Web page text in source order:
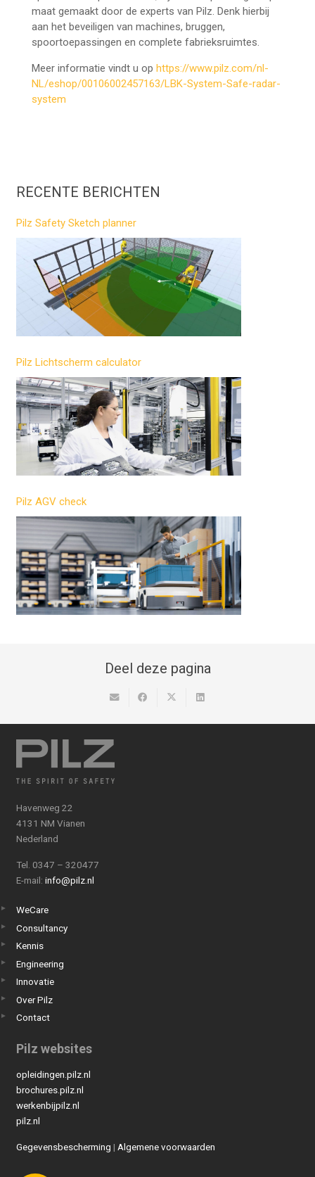
maat gemaakt door de experts van Pilz. Denk hierbij
aan het beveiligen van machines, bruggen,
spoortoepassingen en complete fabrieksruimtes.
Meer informatie vindt u op https://www.pilz.com/nl-
NL/eshop/00106002457163/LBK-System-Safe-radar-
system
RECENTE BERICHTEN
Pilz Safety Sketch planner
Pilz Lichtscherm calculator
Pilz AGV check
Deel deze pagina
Havenweg 22
4131 NM Vianen
Nederland
Tel. 0347 – 320477
E-mail: info@pilz.nl
WeCare
Consultancy
Kennis
Engineering
Innovatie
Over Pilz
Contact
Pilz websites
opleidingen.pilz.nl
brochures.pilz.nl
werkenbijpilz.nl
pilz.nl
Gegevensbescherming | Algemene voorwaarden